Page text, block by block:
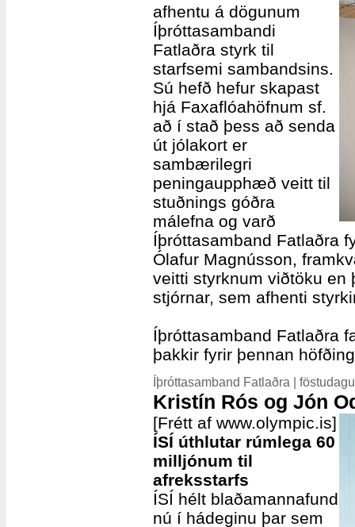
afhentu á dögunum
Íþróttasambandi
Fatlaðra styrk til
starfsemi sambandsins.
Sú hefð hefur skapast
hjá Faxaflóahöfnum sf.
að í stað þess að senda
út jólakort er
sambærilegri
peningaupphæð veitt til
stuðnings góðra
málefna og varð
Íþróttasamband Fatlaðra
Ólafur Magnússon,
veitti styrknum viðtöku en
stjórnar, sem afhenti
Íþróttasamband Fatlaðra
þakkir fyrir þennan
Íþróttasamband Fatlaðra |
Kristín Rós og Jón
[Frétt af www.olympic.is]
ÍSÍ úthlutar rúmlega 60
milljónum til
afreksstarfs
ÍSÍ hélt blaðamannafund
nú í hádeginu þar sem